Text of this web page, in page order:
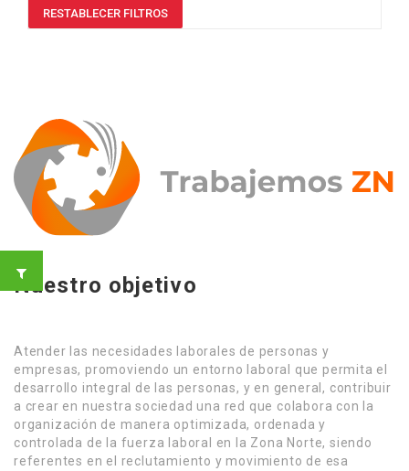
RESTABLECER FILTROS
Nuestro objetivo
Atender las necesidades laborales de personas y
empresas, promoviendo un entorno laboral que permita el
desarrollo integral de las personas, y en general, contribuir
a crear en nuestra sociedad una red que colabora con la
organización de manera optimizada, ordenada y
controlada de la fuerza laboral en la Zona Norte, siendo
referentes en el reclutamiento y movimiento de esa